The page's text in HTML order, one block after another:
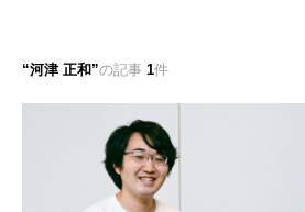
河津 正和 の記事 1件